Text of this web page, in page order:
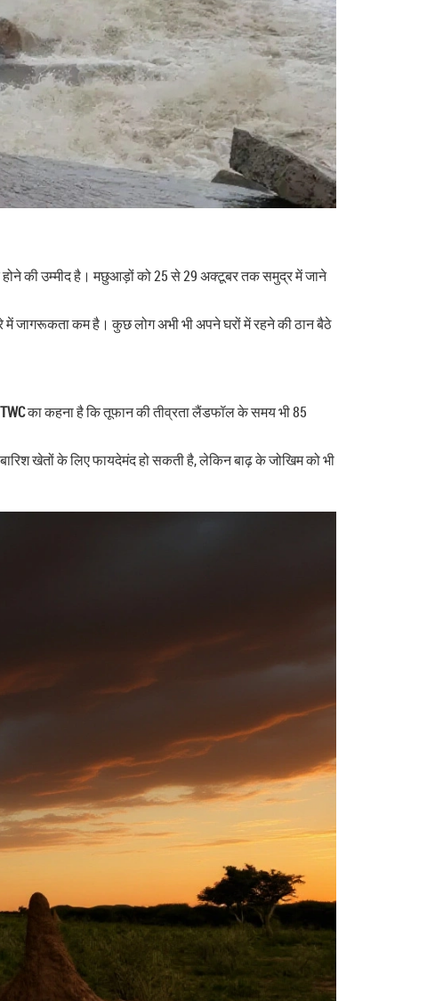
होने की उम्मीद है। मछुआड़ों को 25 से 29 अक्टूबर तक समुद्र में जाने
में जागरूकता कम है। कुछ लोग अभी भी अपने घरों में रहने की ठान बैठे
का कहना है कि तूफान की तीव्रता लैंडफॉल के समय भी 85
खेतों के लिए फायदेमंद हो सकती है, लेकिन बाढ़ के जोखिम को भी